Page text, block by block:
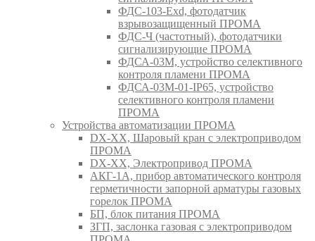
ФДС-103-Ехd, фотодатчик
взрывозащищенный ПРОМА
ФДС-Ч (частотный), фотодатчики
сигнализирующие ПРОМА
ФДСА-03М, устройство селективного
контроля пламени ПРОМА
ФДСА-03М-01-IP65, устройство
селективного контроля пламени
ПРОМА
Устройства автоматизации ПРОМА
DX-XX, Шаровый кран c электроприводом
ПРОМА
DX-XX, Электропривод ПРОМА
АКГ-1А, прибор автоматического контроля
герметичности запорной арматуры газовых
горелок ПРОМА
БП, блок питания ПРОМА
ЗГП, заслонка газовая с электроприводом